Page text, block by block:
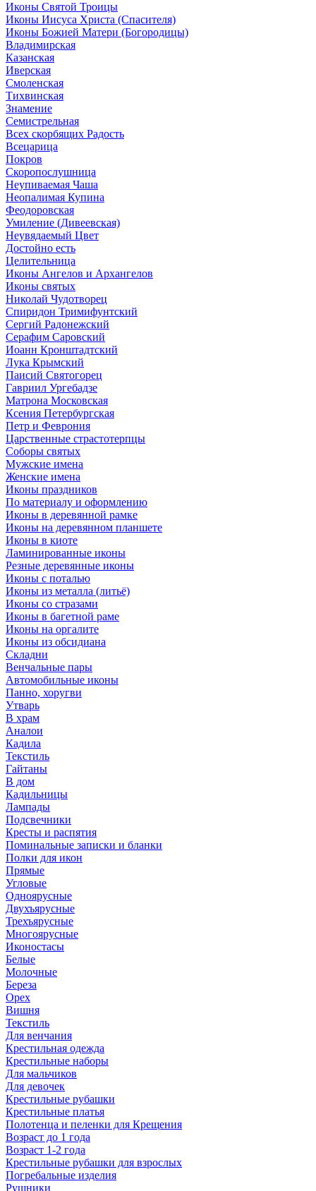
Иконы Святой Троицы
Иконы Иисуса Христа (Спасителя)
Иконы Божией Матери (Богородицы)
Владимирская
Казанская
Иверская
Смоленская
Тихвинская
Знамение
Семистрельная
Всех скорбящих Радость
Всецарица
Покров
Скоропослушница
Неупиваемая Чаша
Неопалимая Купина
Феодоровская
Умиление (Дивеевская)
Неувядаемый Цвет
Достойно есть
Целительница
Иконы Ангелов и Архангелов
Иконы святых
Николай Чудотворец
Спиридон Тримифунтский
Сергий Радонежский
Серафим Саровский
Иоанн Кронштадтский
Лука Крымский
Паисий Святогорец
Гавриил Ургебадзе
Матрона Московская
Ксения Петербургская
Петр и Феврония
Царственные страстотерпцы
Соборы святых
Мужские имена
Женские имена
Иконы праздников
По материалу и оформлению
Иконы в деревянной рамке
Иконы на деревянном планшете
Иконы в киоте
Ламинированные иконы
Резные деревянные иконы
Иконы с поталью
Иконы из металла (литьё)
Иконы со стразами
Иконы в багетной раме
Иконы на оргалите
Иконы из обсидиана
Складни
Венчальные пары
Автомобильные иконы
Панно, хоругви
Утварь
В храм
Аналои
Кадила
Текстиль
Гайтаны
В дом
Кадильницы
Лампады
Подсвечники
Кресты и распятия
Поминальные записки и бланки
Полки для икон
Прямые
Угловые
Одноярусные
Двухъярусные
Трехъярусные
Многоярусные
Иконостасы
Белые
Молочные
Береза
Орех
Вишня
Текстиль
Для венчания
Крестильная одежда
Крестильные наборы
Для мальчиков
Для девочек
Крестильные рубашки
Крестильные платья
Полотенца и пеленки для Крещения
Возраст до 1 года
Возраст 1-2 года
Крестильные рубашки для взрослых
Погребальные изделия
Рушники